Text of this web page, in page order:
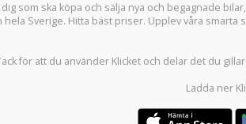
som ska köpa och sälja nya och begagnade bilar,
Sverige. Hitta bäst priser. Upplev våra smarta
för att du använder Klicket och delar det du
Ladda ner